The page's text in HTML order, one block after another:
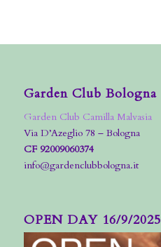
Garden Club Bologna
Garden Club Camilla Malvasia
Via D’Azeglio 78 – Bologna
CF 92009060374
info@gardenclubbologna.it
OPEN DAY 16/9/2025